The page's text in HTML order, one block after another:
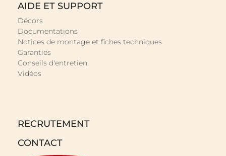
AIDE ET SUPPORT
Décors
Documentations
Notices de montage et fiches techniques
Garanties
Conseils d'entretien
Vidéos
RECRUTEMENT
CONTACT